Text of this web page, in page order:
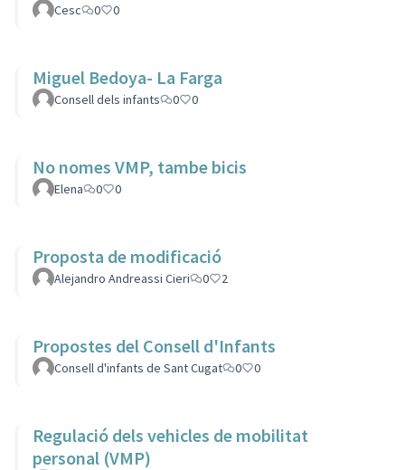
Cesc 0 0
Miguel Bedoya- La Farga
Consell dels infants 0 0
No nomes VMP, tambe bicis
Elena 0 0
Proposta de modificació
Alejandro Andreassi Cieri 0 2
Propostes del Consell d'Infants
Consell d'infants de Sant Cugat 0 0
Regulació dels vehicles de mobilitat
personal (VMP)